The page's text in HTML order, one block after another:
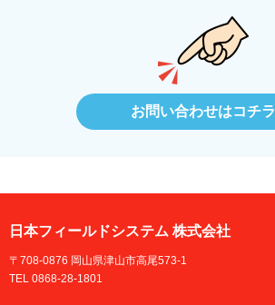
お問い合わせはコチラ
日本フィールドシステム 株式会社
〒708-0876 岡山県津山市高尾573-1
TEL 0868-28-1801